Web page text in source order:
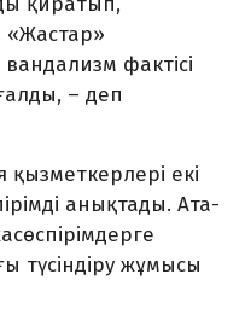
фактісі
– деп
екі
анықтады. Ата-
түсіндіру жұмысы